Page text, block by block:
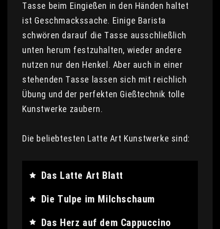
Tasse beim Eingießen in den Händen haltet
ist Geschmackssache. Einige Barista
schwören darauf die Tasse ausschließlich
unten herum festzuhalten, wieder andere
nutzen nur den Henkel. Aber auch in einer
stehenden Tasse lassen sich mit reichlich
Übung und der perfekten Gießtechnik tolle
Kunstwerke zaubern.
Die beliebtesten Latte Art Kunstwerke sind:
Das Latte Art Blatt
Die Tulpe im Milchschaum
Das Herz auf dem Cappuccino